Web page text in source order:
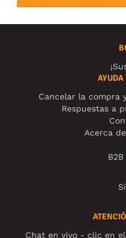
AYUDA
Cancelar la compra
Respuestas a
Acerca
Chat en vivo - clic en